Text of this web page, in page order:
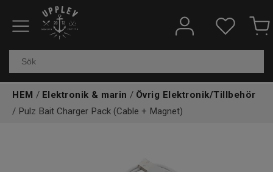
Fiskeredskap
Kläder & skor
HEM / Elektronik & marin / Övrig Elektronik/Tillbehör
/ Pulz Bait Charger Pack (Cable + Magnet)